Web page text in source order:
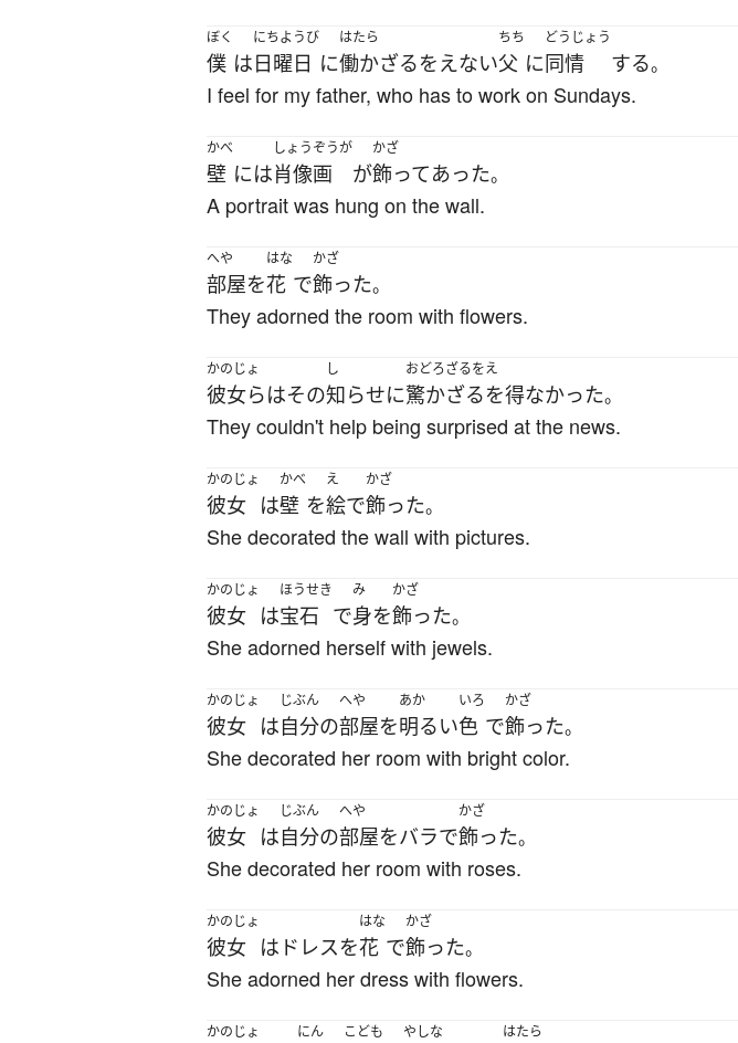
ぼく
僕 は
にちようび
日曜日 に
はたら
働かざるをえない
ちち
父 に
どうじょう
同情 する。
I feel for my father, who has to work on Sundays.
かべ
壁 には
しょうぞうが
肖像画 が
かざ
飾ってあった。
A portrait was hung on the wall.
へや
部屋を
はな
花 で
かざ
飾った。
They adorned the room with flowers.
かのじょ
彼女らはその
し
知らせに
おどろ
驚か
ざるをえ
ざるを得なかった。
They couldn't help being surprised at the news.
かのじょ
彼女 は
かべ
壁 を
え
絵で
かざ
飾った。
She decorated the wall with pictures.
かのじょ
彼女 は
ほうせき
宝石 で
み
身を
かざ
飾った。
She adorned herself with jewels.
かのじょ
彼女 は
じぶん
自分の
へや
部屋を
あか
明るい
いろ
色 で
かざ
飾った。
She decorated her room with bright color.
かのじょ
彼女 は
じぶん
自分の
へや
部屋をバラで
かざ
飾った。
She decorated her room with roses.
かのじょ
彼女 は ドレスを
はな
花 で
かざ
飾った。
She adorned her dress with flowers.
かのじょ
にん こども やしな はたら